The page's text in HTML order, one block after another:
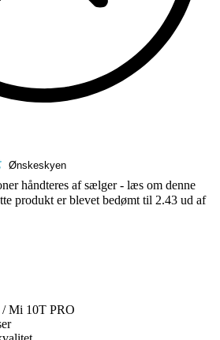
Ønskeskyen
håndteres af sælger - læs om denne
produkt er blevet bedømt til 2.43 ud af
Mi 10T PRO